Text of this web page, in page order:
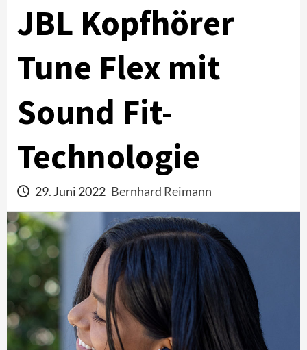
JBL Kopfhörer
Tune Flex mit
Sound Fit-
Technologie
29. Juni 2022 Bernhard Reimann